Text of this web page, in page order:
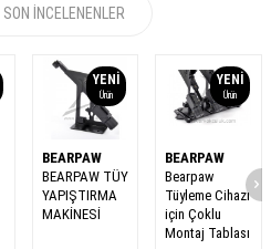
SON İNCELENENLER
YENI
Ürün
BEARPAW
BEARPAW TÜY
YAPIŞTIRMA
MAKİNESİ
YENI
Ürün
BEARPAW
Bearpaw
Tüyleme Cihazı
için Çoklu
Montaj Tablası